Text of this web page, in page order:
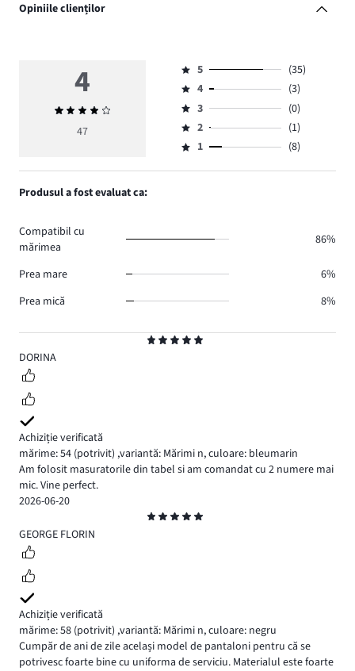
Opiniile clienților
5
DORINA
Achiziție verificată
mărime: 54 (potrivit) ,variantă: Mărimi n,culoare: bleumarin
Am folosit masuratorile din tabel si am comandat cu 2 numere mai
mic. Vine perfect.
2026-06-20
5
GEORGE FLORIN
Achiziție verificată
mărime: 58 (potrivit) ,variantă: Mărimi n,culoare: negru
Cumpăr de ani de zile același model de pantaloni pentru că se
potrivesc foarte bine cu uniforma de serviciu. Materialul este foarte
4
Evaluarea
medie
47
Evaluare
5,
numărul
de
voturi
35.
5
(35)
Evaluare
4,
numărul
de
3.
4
(3)
Evaluare
3,
numărul
3
(0)
Evaluare
2,
2
(1)
Evaluare
1,
1 (8)
Produsul a fost evaluat ca:
Compatibil cu
mărimea
86%
Prea mare
6%
Prea mică
8%